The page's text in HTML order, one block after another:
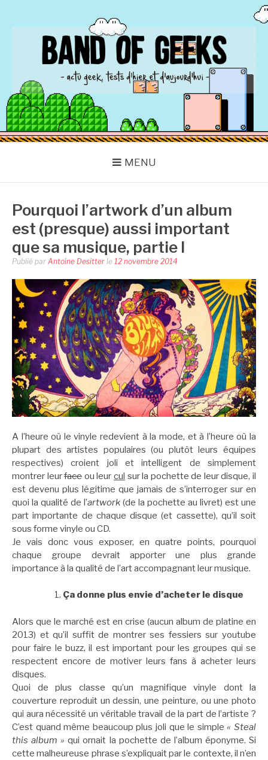
BAND OF GEEKS
Actu Geek d'hier et d'aujourd'hui
MENU
Pourquoi l’artwork d’un album
est (presque) aussi important
que sa musique, partie I
Publié par Antoine Desitter le 12 novembre 2014
A l’heure où le vinyle redevient à la mode, et à l’heure où la
plupart des artistes populaires (ou plutôt leurs équipes
respectives) croient joli et intelligent de simplement
montrer leurfaceou leur cul sur la pochette de leur disque, il
est devenu plus légitime que jamais de s’interroger sur en
quoi la qualité de l’artwork (de la pochette au livret) est une
part importante de chaque disque (et cassette), qu’il soit
sous forme vinyle ou CD.
Je vais donc vous exposer, en quatre points, pourquoi
chaque groupe devrait apporter une plus grande
importance à la qualité de l’art accompagnant leur musique.
Ça donne plus envie d’acheter le disque
Alors que le marché est en crise (aucun album de platine en
2013) et qu’il suffit de montrer ses fessiers sur youtube
pour faire le buzz, il est important pour les groupes qui se
respectent encore de motiver leurs fans à acheter leurs
disques.
Quoi de plus classe qu’un magnifique vinyle dont la
couverture reproduit un dessin, une peinture, ou une photo
qui aura nécessité un véritable travail de la part de l’artiste ?
C’est quand même beaucoup plus joli que le simple« Steal
this album » qui ornait la pochette de l’album éponyme. Si
cette malheureuse phrase s’expliquait par le contexte, il n’en